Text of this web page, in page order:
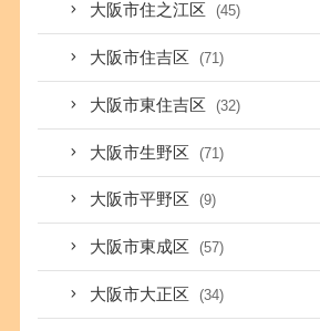
大阪市住之江区 (45)
大阪市住吉区 (71)
大阪市東住吉区 (32)
大阪市生野区 (71)
大阪市平野区 (9)
大阪市東成区 (57)
大阪市大正区 (34)